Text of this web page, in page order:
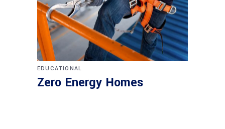
EDUCATIONAL
Zero Energy Homes